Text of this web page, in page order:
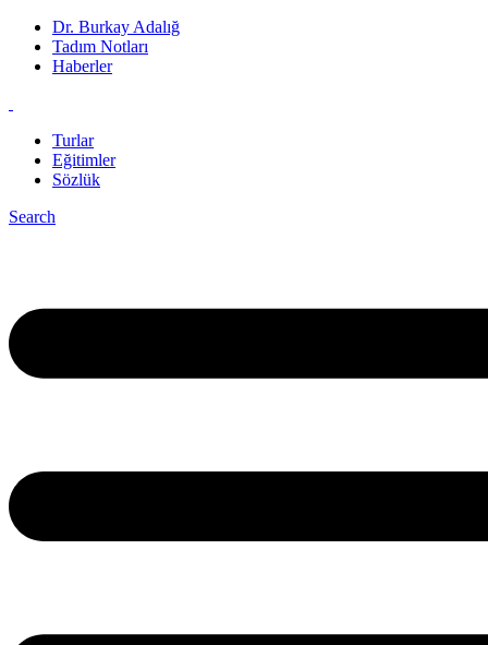
Dr. Burkay Adalığ
Tadım Notları
Haberler
Turlar
Eğitimler
Sözlük
Search